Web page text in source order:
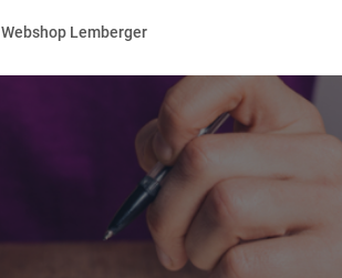
Webshop Lemberger